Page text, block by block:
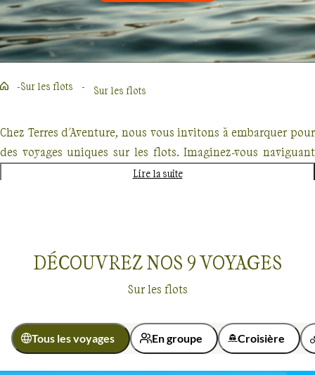
Sur les flots
Sur les flots Sur les flots
Chez Terres d'Aventure, nous vous invitons à embarquer pour
des voyages uniques sur les flots. Imaginez-vous naviguant
sur le Nil, en Égypte, à bord d'une dahabieh traditionnelle, où
Croatie, combinez randonnée et navigation dans l'Adriatique
en découvrant des paysages côtiers à couper le souffle.
Chaque voyage est une aventure, une chance de se connecter
amarres avec nous ?
Lire la suite
DÉCOUVREZ NOS 9VOYAGES
Sur les flots
Tous les voyages En groupe Croisière